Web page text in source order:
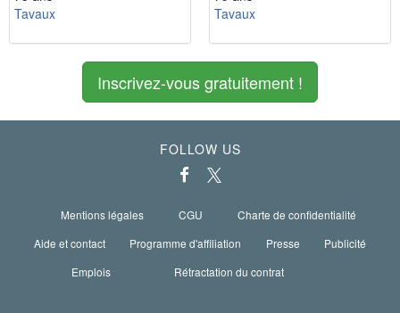
Tavaux
Tavaux
Inscrivez-vous gratuitement !
FOLLOW US
Mentions légales CGU
Charte de confidentialité
Aide et contact
Programme d'affiliation Presse
Publicité
Emplois
Rétractation du contrat